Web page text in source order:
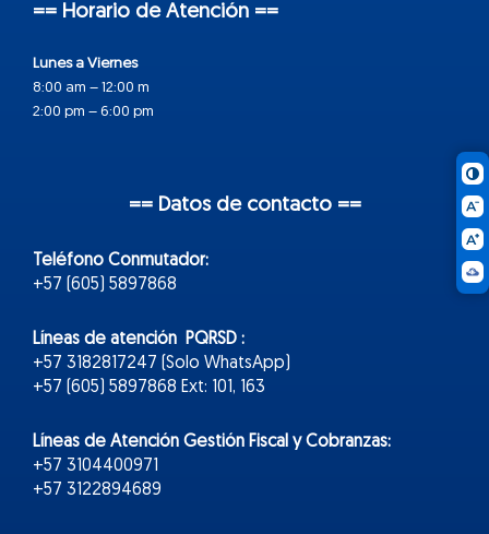
== Horario de Atención ==
Lunes a Viernes
8:00 am – 12:00 m
2:00 pm – 6:00 pm
== Datos de contacto ==
Teléfono Conmutador:
+57 (605) 5897868
Líneas de atención PQRSD :
+57 3182817247 (Solo WhatsApp)
+57 (605) 5897868 Ext: 101, 163
Líneas de Atención Gestión Fiscal y Cobranzas:
+57 3104400971
+57 3122894689